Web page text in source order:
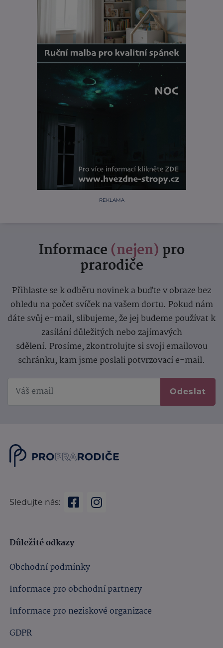
REKLAMA
Informace (nejen) pro
prarodiče
Přihlaste se k odběru novinek a buďte v obraze bez
ohledu na počet svíček na vašem dortu. Pokud nám
dáte svůj e-mail, slibujeme, že jej budeme používat k
zasílání důležitých nebo zajímavých
sdělení. Prosíme, zkontrolujte si svoji emailovou
schránku, kam jsme poslali potvrzovací e-mail.
Odeslat
Sledujte nás:
Důležité odkazy
Obchodní podmínky
Informace pro obchodní partnery
Informace pro neziskové organizace
GDPR